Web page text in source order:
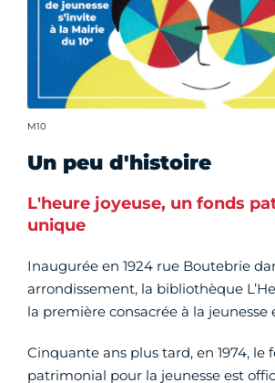
Crédit photo :
M10
Un peu d'histoire
L'heure joyeuse, un fonds
unique
Inaugurée en 1924 rue Boutebrie
arrondissement, la bibliothèque
la première consacrée à la jeunesse
Cinquante ans plus tard, en 1974, le
patrimonial pour la jeunesse est